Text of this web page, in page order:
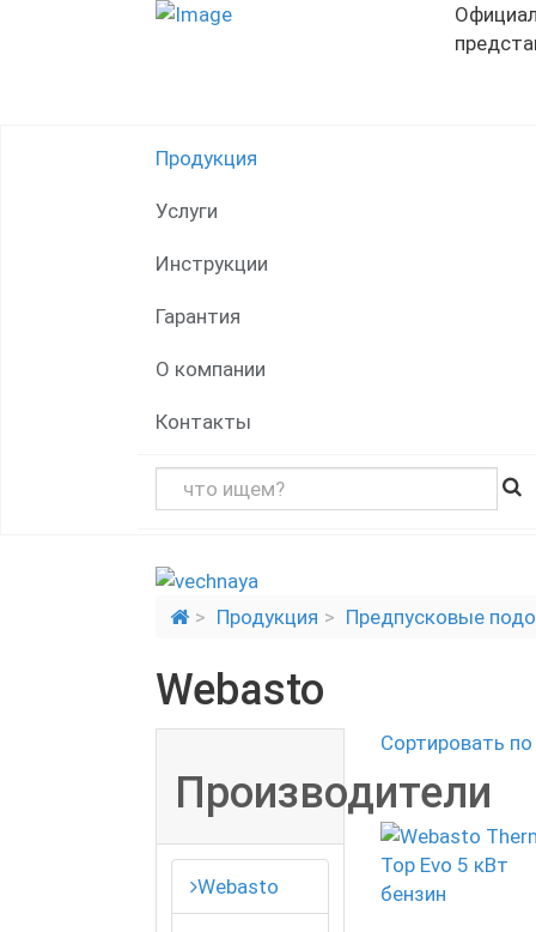
Продукция
Услуги
Инструкции
Гарантия
О компании
Контакты
Продукция Предпусковые
Webasto
Производители
Webasto
Сортировать по